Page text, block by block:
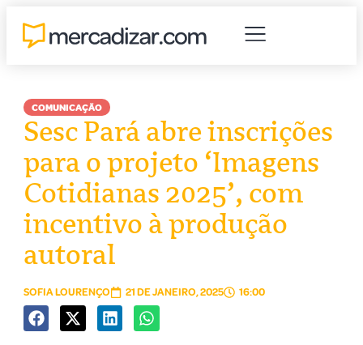
COMUNICAÇÃO
Sesc Pará abre inscrições
para o projeto ‘Imagens
Cotidianas 2025’, com
incentivo à produção
autoral
SOFIA LOURENÇO 21 DE JANEIRO, 2025 16:00